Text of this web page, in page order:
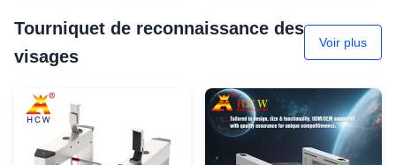
Tourniquet de reconnaissance des
visages
Voir plus